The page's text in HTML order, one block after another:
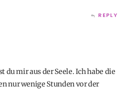
REPLY
du mir aus der Seele. Ich habe die
nur wenige Stunden vor der